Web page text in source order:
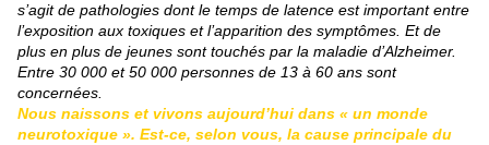
s’agit de pathologies dont le temps de latence est important entre
l’exposition aux toxiques et l’apparition des symptômes. Et de
plus en plus de jeunes sont touchés par la maladie d’Alzheimer.
Entre 30 000 et 50 000 personnes de 13 à 60 ans sont
concernées.
Nous naissons et vivons aujourd’hui dans « un monde
neurotoxique ». Est-ce, selon vous, la cause principale du